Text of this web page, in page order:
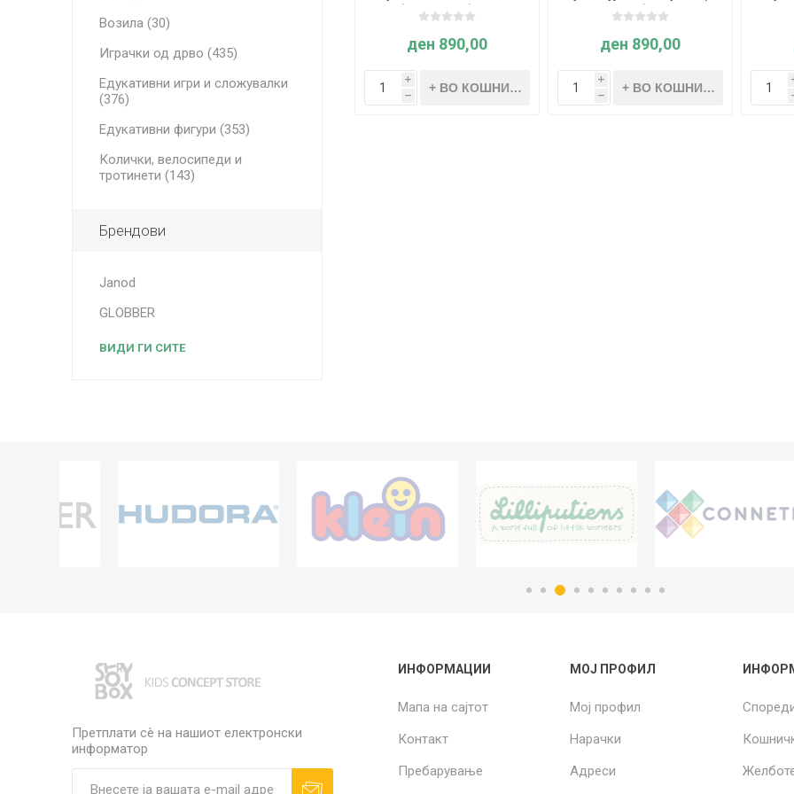
Set (2 парчиња) - Great
ден 890,00
i
h
парчиња) - Great
ден 890,00
i
h
Возила (30)
Играчки од дрво (435)
Едукативни игри и сложувалки
(376)
Едукативни фигури (353)
Колички, велосипеди и
тротинети (143)
Брендови
Janod
GLOBBER
ВИДИ ГИ СИТЕ
Претплати сè на нашиот електронски
информатор
ИНФОРМАЦИИ
Мапа на сајтот
Контакт
Пребарување
МОЈ ПРОФИЛ
Мој профил
Нарачки
Адреси